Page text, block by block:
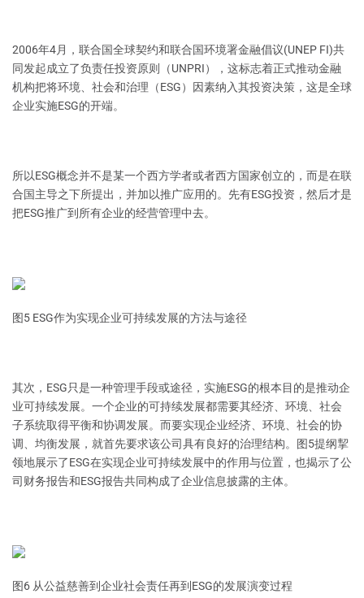
2006年4月，联合国全球契约和联合国环境署金融倡议(UNEP FI)共
同发起成立了负责任投资原则（UNPRI），这标志着正式推动金融
机构把将环境、社会和治理（ESG）因素纳入其投资决策，这是全球
企业实施ESG的开端。
所以ESG概念并不是某一个西方学者或者西方国家创立的，而是在联
合国主导之下所提出，并加以推广应用的。先有ESG投资，然后才是
把ESG推广到所有企业的经营管理中去。
图5 ESG作为实现企业可持续发展的方法与途径
其次，ESG只是一种管理手段或途径，实施ESG的根本目的是推动企
业可持续发展。一个企业的可持续发展都需要其经济、环境、社会
子系统取得平衡和协调发展。而要实现企业经济、环境、社会的协
调、均衡发展，就首先要求该公司具有良好的治理结构。图5提纲挈
领地展示了ESG在实现企业可持续发展中的作用与位置，也揭示了公
司财务报告和ESG报告共同构成了企业信息披露的主体。
图6 从公益慈善到企业社会责任再到ESG的发展演变过程